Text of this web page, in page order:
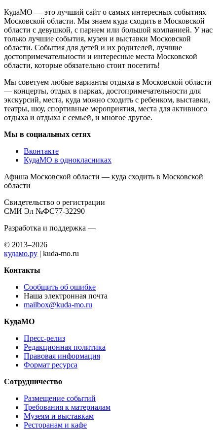
КудаМО — это лучший сайт о самых интересных событиях
Московской области. Мы знаем куда сходить в Московской
области с девушкой, с парнем или большой компанией. У нас
только лучшие события, музеи и выставки Московской
области. События для детей и их родителей, лучшие
достопримечательности и интересные места Московской
области, которые обязательно стоит посетить!
Мы советуем любые варианты отдыха в Московской области
— концерты, отдых в парках, достопримечательности для
экскурсий, места, куда можно сходить с ребенком, выставки,
театры, шоу, спортивные мероприятия, места для активного
отдыха и отдыха с семьей, и многое другое.
Мы в социальных сетях
Вконтакте
КудаМО в однокласниках
Афиша Московской области — куда сходить в Московской
области
Свидетельство о регистрации
СМИ Эл №ФС77-32290
Разработка и поддержка —
© 2013–2026
кудамо.ру | kuda-mo.ru
Контакты
Сообщить об ошибке
Наша электронная почта
mailbox@kuda-mo.ru
КудаМО
Пресс-релиз
Редакционная политика
Правовая информация
Формат ресурса
Сотрудничество
Размещение событий
Требования к материалам
Музеям и выставкам
Ресторанам и кафе